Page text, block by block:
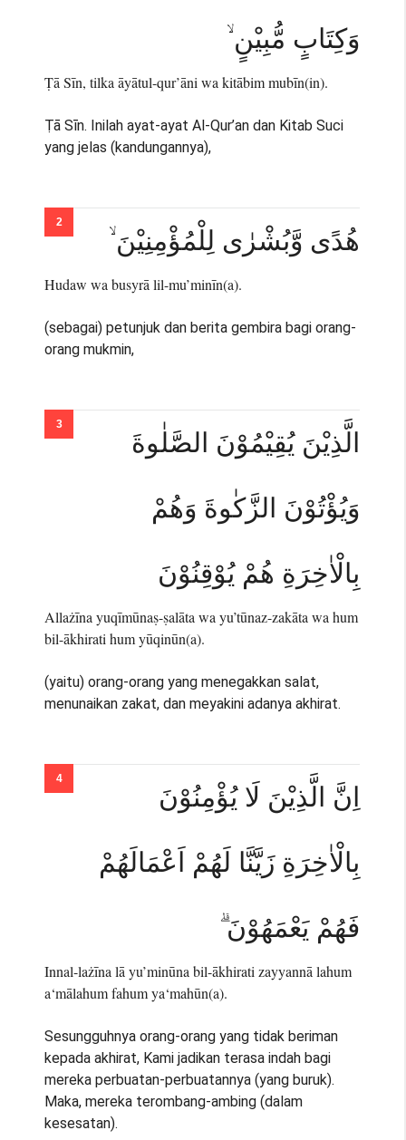
وَكِتَابٍ مُّبِيْنٍ ۙ
Ṭā Sīn, tilka āyātul-qur’āni wa kitābim mubīn(in).
Ṭā Sīn. Inilah ayat-ayat Al-Qur’an dan Kitab Suci
yang jelas (kandungannya),
هُدًى وَّبُشْرٰى لِلْمُؤْمِنِيْنَ ۙ
Hudaw wa busyrā lil-mu’minīn(a).
(sebagai) petunjuk dan berita gembira bagi orang-
orang mukmin,
الَّذِيْنَ يُقِيْمُوْنَ الصَّلٰوةَ
وَيُؤْتُوْنَ الزَّكٰوةَ وَهُمْ
بِالْاٰخِرَةِ هُمْ يُوْقِنُوْنَ
Allażīna yuqīmūnaṣ-ṣalāta wa yu’tūnaz-zakāta wa hum
bil-ākhirati hum yūqinūn(a).
(yaitu) orang-orang yang menegakkan salat,
menunaikan zakat, dan meyakini adanya akhirat.
اِنَّ الَّذِيْنَ لَا يُؤْمِنُوْنَ
بِالْاٰخِرَةِ زَيَّنَّا لَهُمْ اَعْمَالَهُمْ
فَهُمْ يَعْمَهُوْنَ ۗ
Innal-lażīna lā yu’minūna bil-ākhirati zayyannā lahum
a‘mālahum fahum ya‘mahūn(a).
Sesungguhnya orang-orang yang tidak beriman
kepada akhirat, Kami jadikan terasa indah bagi
mereka perbuatan-perbuatannya (yang buruk).
Maka, mereka terombang-ambing (dalam
kesesatan).